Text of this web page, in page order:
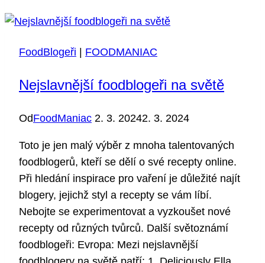
Praze?
FoodBlogeři FOODMANIAC
Nejslavnější foodblogeři na světě
OdFoodManiac 2. 3. 20242. 3. 2024
Toto je jen malý výběr z mnoha talentovaných
foodblogerů, kteří se dělí o své recepty online.
Při hledání inspirace pro vaření je důležité najít
blogery, jejichž styl a recepty se vám líbí.
Nebojte se experimentovat a vyzkoušet nové
recepty od různých tvůrců. Další světoznámí
foodblogeři: Evropa: Mezi nejslavnější